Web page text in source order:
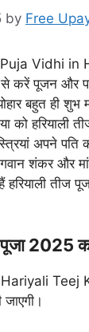
by Free
Vidhi in
से करें पूजन और
बहुत ही शुभ
को हरियाली
अपने
शंकर और मां
तीज
पूजा 2025
Hariyali Teej
जाएगी।